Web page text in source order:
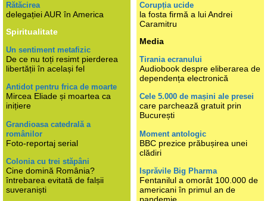
Rătăcirea
delegației AUR în America
Spiritualitate
Un sentiment metafizic
De ce nu toți resimt pierderea
libertății în același fel
Antidot pentru frica de moarte
Mircea Eliade și moartea ca
inițiere
Grandioasa catedrală a
românilor
Foto-reportaj serial
Colonia cu trei stăpâni
Cine domină România?
întrebarea evitată de falșii
suveraniști
Corupția ucide
la fosta firmă a lui Andrei
Caramitru
Media
Tirania ecranului
Audiobook despre eliberarea de
dependența electronică
Cele 5.000 de mașini ale presei
care parchează gratuit prin
București
Moment antologic
BBC prezice prăbușirea unei
clădiri
Isprăvile Big Pharma
Fentanilul a omorât 100.000 de
americani în primul an de